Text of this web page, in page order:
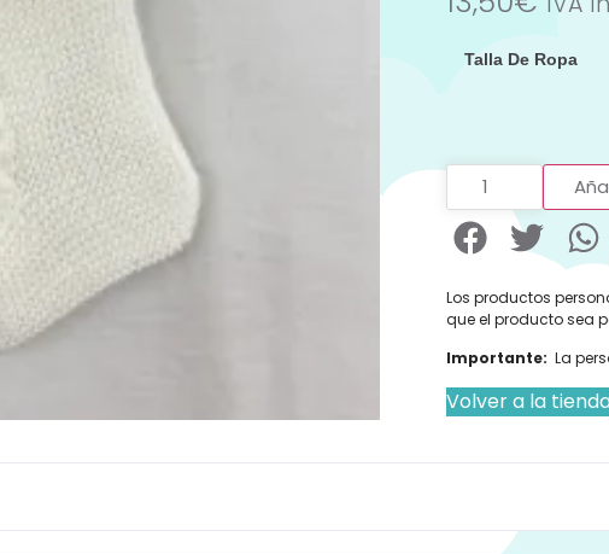
Talla De Ropa
Los productos
que el producto sea
Importante: La
Volver a la